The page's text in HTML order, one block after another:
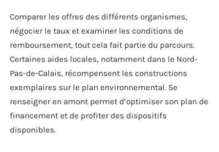
Comparer les offres des différents organismes,
négocier le taux et examiner les conditions de
remboursement, tout cela fait partie du parcours.
Certaines aides locales, notamment dans le Nord-
Pas-de-Calais, récompensent les constructions
exemplaires sur le plan environnemental. Se
renseigner en amont permet d’optimiser son plan de
financement et de profiter des dispositifs
disponibles.